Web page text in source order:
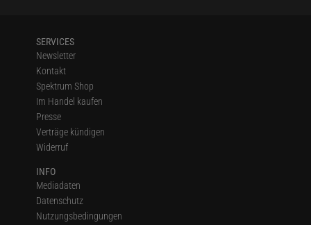
SERVICES
Newsletter
Kontakt
Spektrum Shop
Im Handel kaufen
Presse
Verträge kündigen
Widerruf
INFO
Mediadaten
Datenschutz
Nutzungsbedingungen